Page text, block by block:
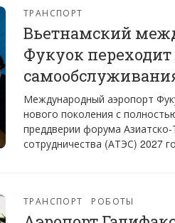
ТРАНСПОРТ
Вьетнамский
Фукуок
Международный аэропорт
нового поколения с
преддверии форума
сотрудничества (АТЭС) 2027
ТРАНСПОРТ РОБОТЫ